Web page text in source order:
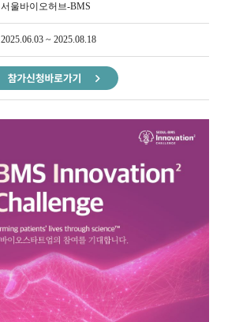
서울바이오허브-BMS
2025.06.03 ~ 2025.08.18